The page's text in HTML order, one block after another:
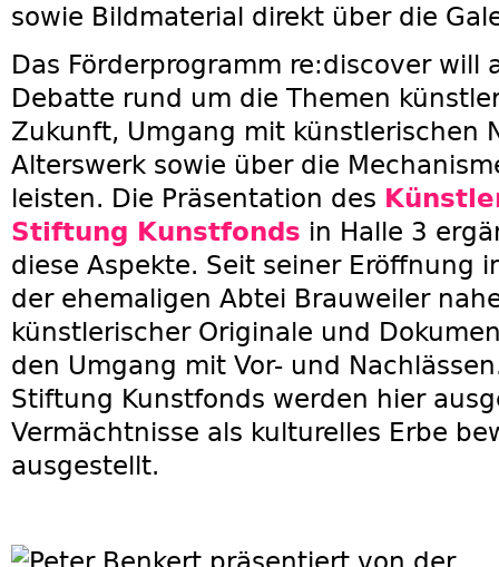
sowie Bildmaterial direkt über die
Das Förderprogramm re:discover will
Debatte rund um die Themen
Zukunft, Umgang mit künstlerischen
Alterswerk sowie über die
leisten. Die Präsentation des
Stiftung Kunstfonds in Halle 3
diese Aspekte. Seit seiner Eröffnung
der ehemaligen Abtei Brauweiler
künstlerischer Originale und
den Umgang mit Vor- und
Stiftung Kunstfonds werden hier
Vermächtnisse als kulturelles Erbe
ausgestellt.